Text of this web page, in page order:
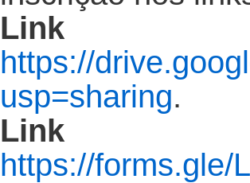
Link
https://
usp=sharing.
Link
https://forms.gle/